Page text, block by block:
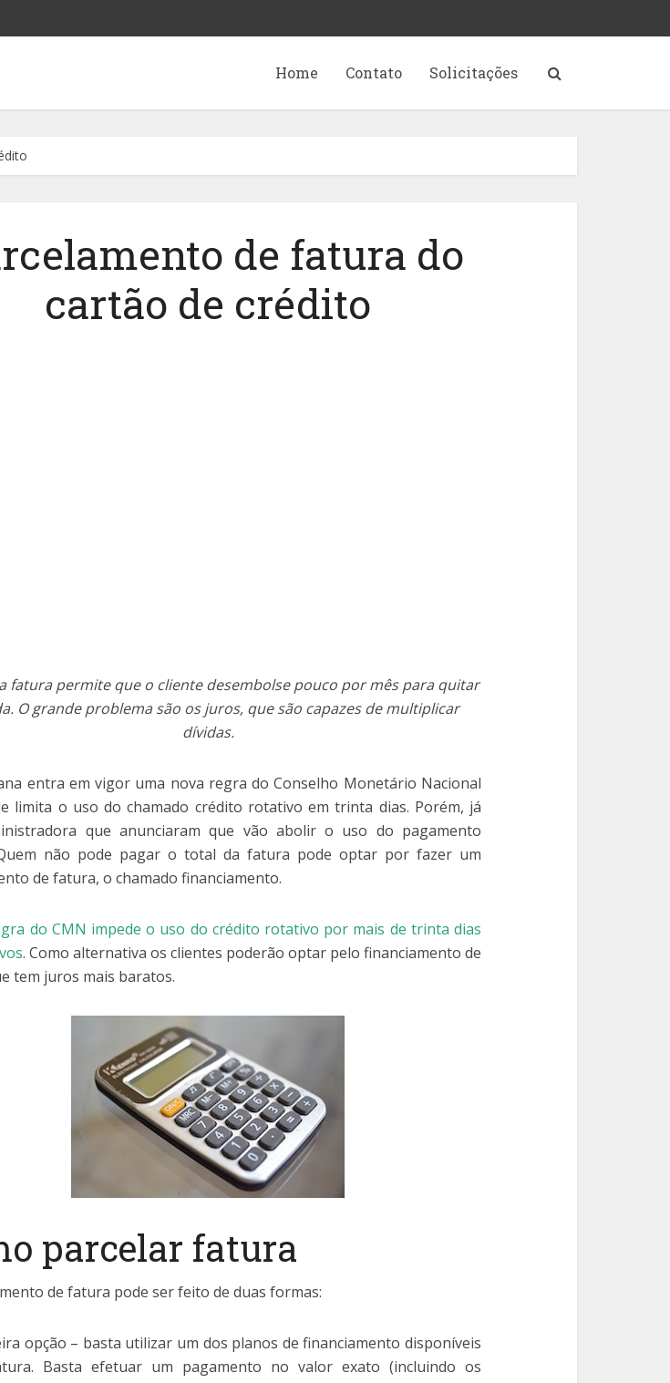
Home Contato Solicitações
de fatura do
cartão de crédito
fatura permite que o cliente desembolse pouco por mês para quitar
O grande problema são os juros, que são capazes de multiplicar
dívidas.
entra em vigor uma nova regra do Conselho Monetário Nacional
limita o uso do chamado crédito rotativo em trinta dias. Porém, já
que anunciaram que vão abolir o uso do pagamento
não pode pagar o total da fatura pode optar por fazer um
de fatura, o chamado financiamento.
do CMN impede o uso do crédito rotativo por mais de trinta dias
. Como alternativa os clientes poderão optar pelo financiamento de
tem juros mais baratos.
parcelar fatura
de fatura pode ser feito de duas formas:
opção – basta utilizar um dos planos de financiamento disponíveis
Basta efetuar um pagamento no valor exato (incluindo os